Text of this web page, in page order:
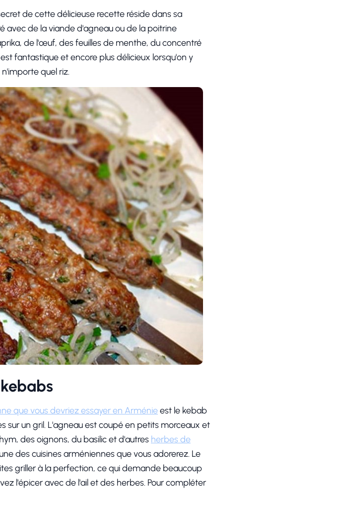
de cette délicieuse recette réside dans sa
avec de la viande d'agneau ou de la poitrine
de l'œuf, des feuilles de menthe, du concentré
fantastique et encore plus délicieux lorsqu'on y
quel riz.
que vous devriez essayer en Arménieest le kebab
un gril. L'agneau est coupé en petits morceaux et
des oignons, du basilic et d'autres herbes de
des cuisines arméniennes que vous adorerez. Le
griller à la perfection, ce qui demande beaucoup
l'épicer avec de l'ail et des herbes. Pour compléter